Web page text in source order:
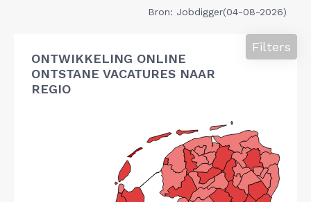
Bron: Jobdigger(04-08-2026)
ONTWIKKELING ONLINE
ONTSTANE VACATURES NAAR
REGIO
Filters